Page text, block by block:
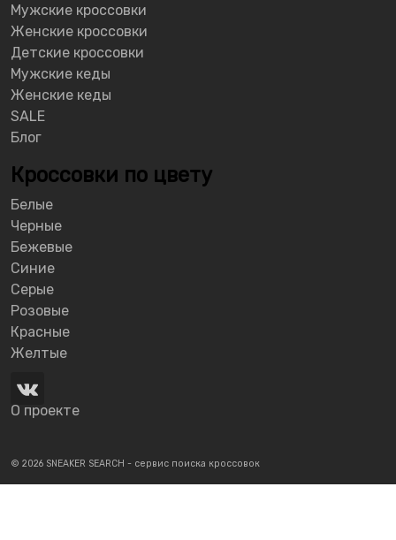
Мужские кроссовки
Женские кроссовки
Детские кроссовки
Мужские кеды
Женские кеды
SALE
Блог
Кроссовки по цвету
Белые
Черные
Бежевые
Синие
Серые
Розовые
Красные
Желтые
О проекте
© 2026 SNEAKER SEARCH - сервис поиска кроссовок